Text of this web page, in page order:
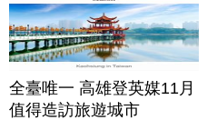
全臺唯一 高雄登英媒11月
值得造訪旅遊城市